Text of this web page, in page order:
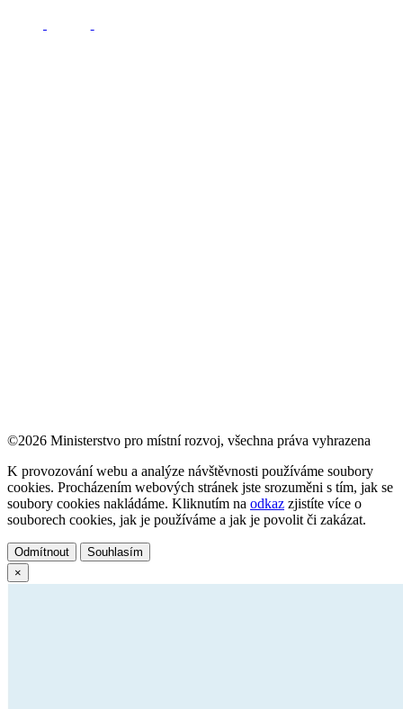
©2026 Ministerstvo pro místní rozvoj, všechna práva vyhrazena
K provozování webu a analýze návštěvnosti používáme soubory
cookies. Procházením webových stránek jste srozuměni s tím, jak se
soubory cookies nakládáme. Kliknutím na odkaz zjistíte více o
souborech cookies, jak je používáme a jak je povolit či zakázat.
Odmítnout
Souhlasím
×